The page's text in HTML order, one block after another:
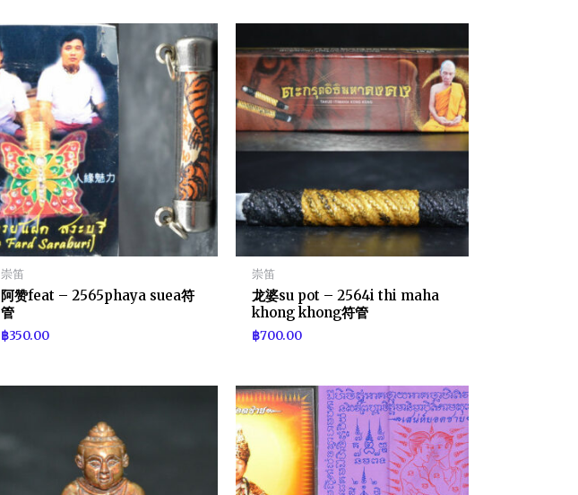
崇笛
阿赞feat – 2565phaya suea符
管
฿350.00
崇笛
龙婆su pot – 2564i thi maha
khong khong符管
฿700.00